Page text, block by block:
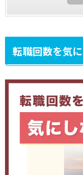
転職回数を気